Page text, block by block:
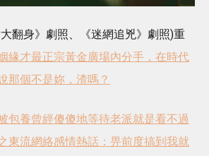
翻身》劇照、《迷網追兇》劇照)重
緣才最正宗黃金廣場內分手，在時代
那個不是妳，渣嗎？
包養曾經傻傻地等待老派就是看不過
東流網絡感情熱話：畀前度搞到我就